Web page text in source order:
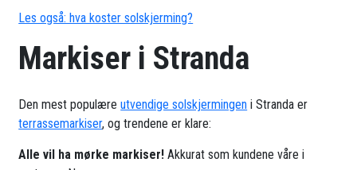
Les også: hva koster solskjerming?
Markiser i Stranda
Den mest populæreutvendige solskjermingen i Stranda er
terrassemarkiser, og trendene er klare:
Alle vil ha mørke markiser! Akkurat som kundene våre i